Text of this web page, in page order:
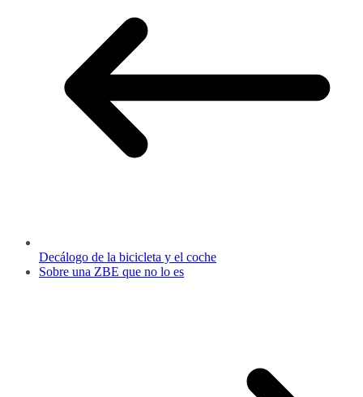
Decálogo de la bicicleta y el coche
Sobre una ZBE que no lo es